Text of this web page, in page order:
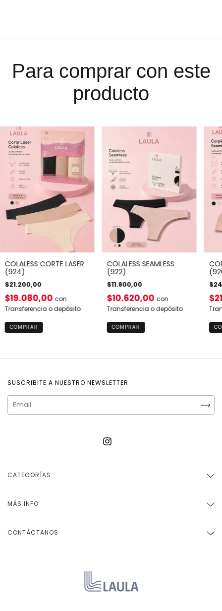
Para comprar con este
producto
COLALESS CORTE LASER
(924)
$21.200,00
$19.080,00 con
Transferencia o depósito
COMPRAR
COLALESS SEAMLESS
(922)
$11.800,00
$10.620,00 con
Transferencia o depósito
COMPRAR
SUSCRIBITE A NUESTRO NEWSLETTER
CATEGORÍAS
MÁS INFO
CONTÁCTANOS